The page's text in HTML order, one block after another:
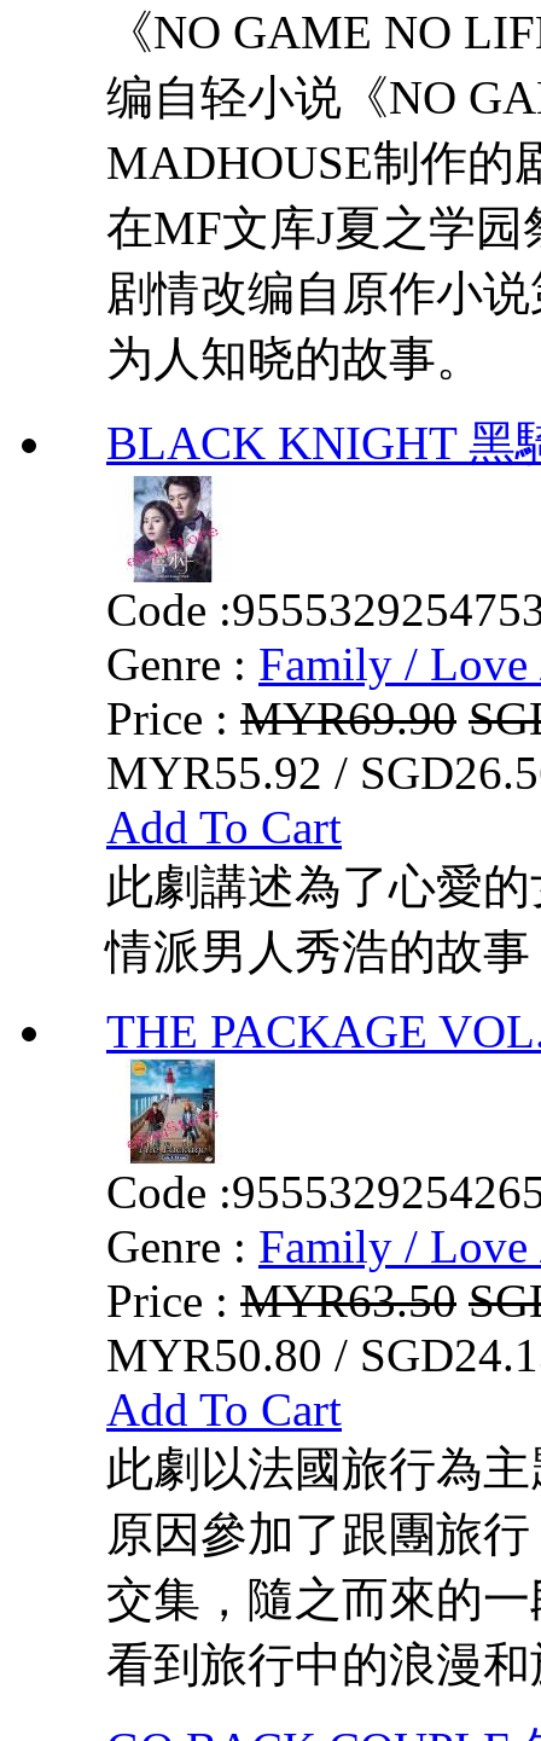
《NO GAME NO
编自轻小说《NO
MADHOUSE制作的
在MF文库J夏之学
剧情改编自原作小
为人知晓的故事。
BLACK KNIGHT 黑
Code :
Genre : Family / Love
Price : MYR69.90
MYR55.92 /
Add To Cart
此劇講述為了心愛
情派男人秀浩的故事
THE PACKAGE
Code :
Genre : Family / Love
Price : MYR63.50
MYR50.80 /
Add To Cart
此劇以法國旅行為
原因參加了跟團旅
交集，隨之而來的
看到旅行中的浪漫